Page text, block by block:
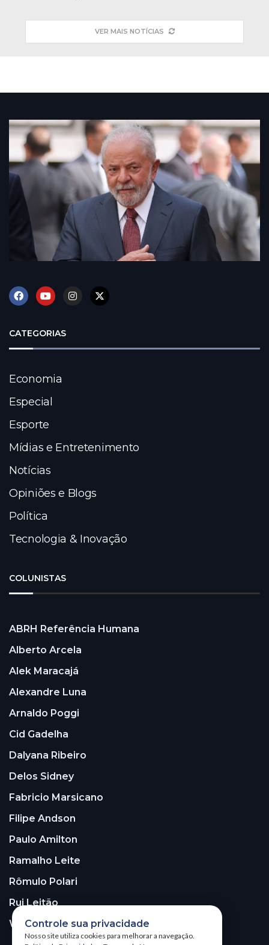
VER MAIS NOTÍCIAS
CATEGORIAS
Economia
Especial
Esporte
Mídias e Entretenimento
Notícias
Opiniões e Blogs
Política
Tecnologia & Inovação
COLUNISTAS
ABRH Referência Humana
Alberto Arcela
Alek Maracajá
Alexandre Luna
Arnaldo Poggi
Cid Gadelha
Dalyana Ribeiro
Delos Sidney
Fabricio Marsicano
Filipe Andson
Paulo Amilton
Ramalho Leite
Rômulo Polari
Rui Leitão
Walter Santos
Controle sua privacidade
Nosso site utiliza cookies para melhorar a navegação.